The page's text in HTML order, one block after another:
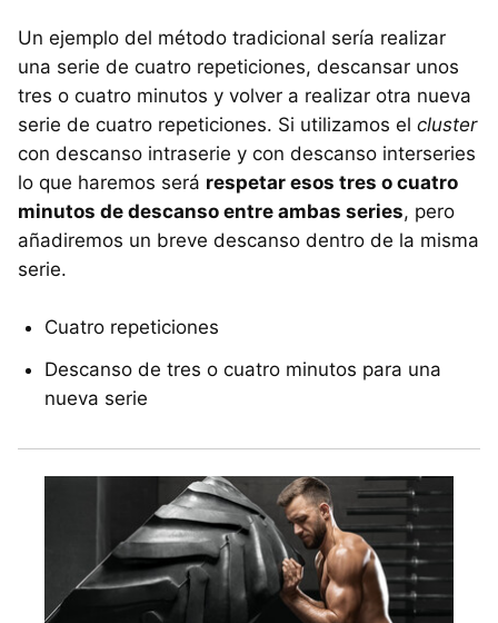
Un ejemplo del método tradicional sería realizar
una serie de cuatro repeticiones, descansar unos
tres o cuatro minutos y volver a realizar otra nueva
serie de cuatro repeticiones. Si utilizamos el cluster
con descanso intraserie y con descanso interseries
lo que haremos será respetar esos tres o cuatro
minutos de descanso entre ambas series, pero
añadiremos un breve descanso dentro de la misma
serie.
Cuatro repeticiones
Descanso de tres o cuatro minutos para una
nueva serie